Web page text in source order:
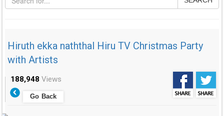
Hiruth ekka naththal Hiru TV Christmas Party
with Artists
188,948 Views
Go Back